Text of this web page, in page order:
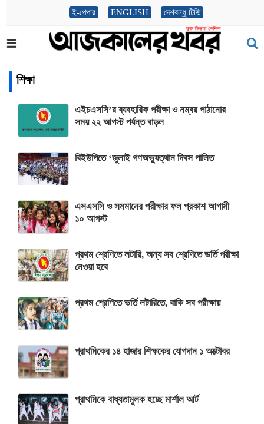
ই-পেপার ENGLISH দেশবন্ধু টিভি
শিক্ষা
এইচএসসি’র ব্যবহারিক পরীক্ষা ও নম্বর পাঠানোর
সময় ২২ আগস্ট পর্যন্ত বাড়ল
বিইউপিতে ‘জুলাই গণঅভ্যুত্থান দিবস পালিত
এসএসসি ও সমমানের পরীক্ষার ফল প্রকাশ আগামী
১০ আগস্ট
প্রথম শ্রেণিতে লটারি, অন্য সব শ্রেণিতে ভর্তি পরীক্ষা
নেওয়া হবে
প্রথম শ্রেণিতে ভর্তি লটারিতে, বাকি সব পরীক্ষায়
প্রাথমিকের ১৪ হাজার শিক্ষকের যোগদান ১ অক্টোবর
প্রাথমিকে বাধ্যতামূলক হচ্ছে মার্শাল আর্ট